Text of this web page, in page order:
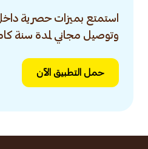
استمتع بميزات حصرية
وتوصيل مجاني لمدة سنة
حمل التطبيق الآن